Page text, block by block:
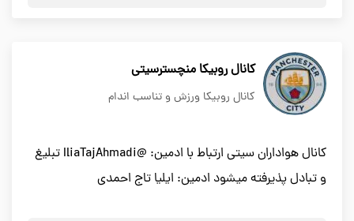
کانال روبیکا منچسترسیتی
کانال روبیکا ورزش و تناسب اندام
کانال هواداران سیتی ارتباط با ادمین: @IliaTajAhmadi تبلیغ
و تبادل پذیرفته میشود ادمین: ایلیا تاج احمدی